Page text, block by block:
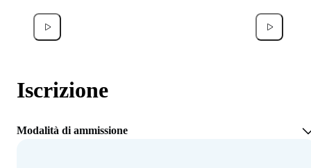
Iscrizione
Modalità di ammissione